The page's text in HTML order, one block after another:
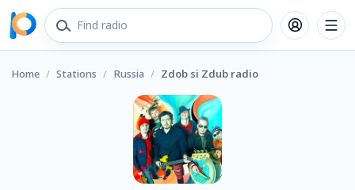
Home / Stations / Russia / Zdob si Zdub radio